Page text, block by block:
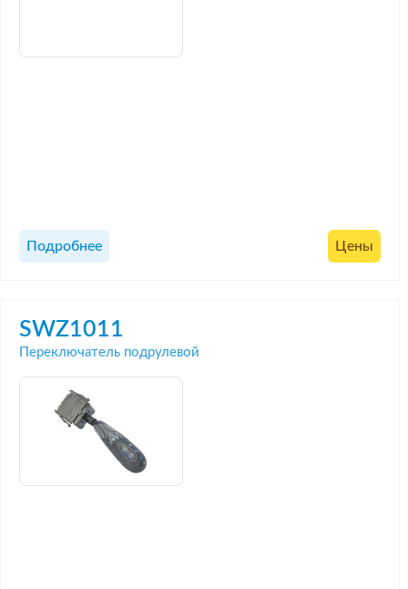
Подробнее Цены
SWZ1011
Переключатель подрулевой